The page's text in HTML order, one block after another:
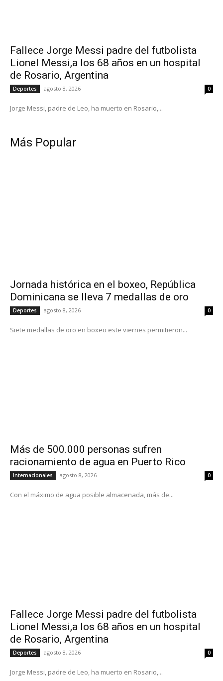
Fallece Jorge Messi padre del futbolista
Lionel Messi,a los 68 años en un hospital
de Rosario, Argentina
Deportes agosto 8, 2026 0
Jorge Messi, padre de Leo, ha muerto en Rosario,...
Más Popular
Jornada histórica en el boxeo, República
Dominicana se lleva 7 medallas de oro
Deportes agosto 8, 2026 0
Siete medallas de oro en boxeo este viernes permitieron...
Más de 500.000 personas sufren
racionamiento de agua en Puerto Rico
Internacionales agosto 8, 2026 0
Con el máximo de agua posible almacenada, más de...
Fallece Jorge Messi padre del futbolista
Lionel Messi,a los 68 años en un hospital
de Rosario, Argentina
Deportes agosto 8, 2026 0
Jorge Messi, padre de Leo, ha muerto en Rosario,...